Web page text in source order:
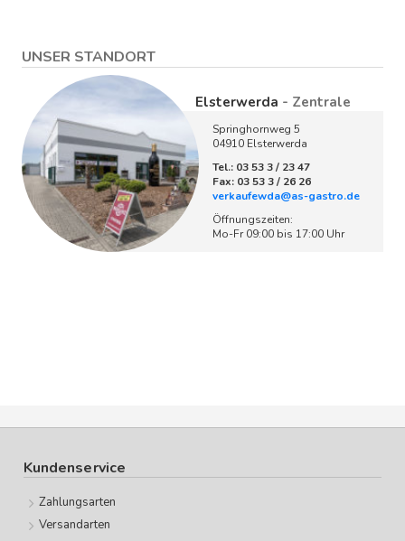
UNSER STANDORT
Elsterwerda - Zentrale
Springhornweg 5
04910 Elsterwerda
Tel.: 03 53 3 / 23 47
Fax: 03 53 3 / 26 26
verkaufewda@as-gastro.de
Öffnungszeiten:
Mo-Fr 09:00 bis 17:00 Uhr
Kundenservice
Zahlungsarten
Versandarten